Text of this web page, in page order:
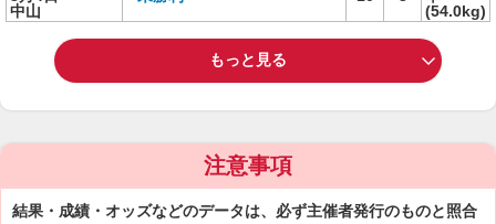
中山
(54.0kg)
もっと見る
注意事項
結果・成績・オッズなどのデータは、必ず主催者発行のものと照合